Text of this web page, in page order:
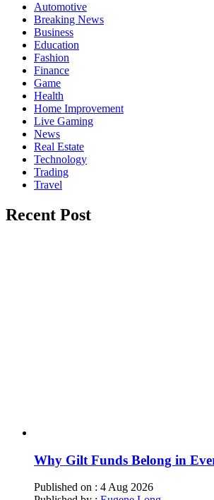
Automotive
Breaking News
Business
Education
Fashion
Finance
Game
Health
Home Improvement
Live Gaming
News
Real Estate
Technology
Trading
Travel
Recent Post
Why Gilt Funds Belong in
Published on : 4 Aug 2026